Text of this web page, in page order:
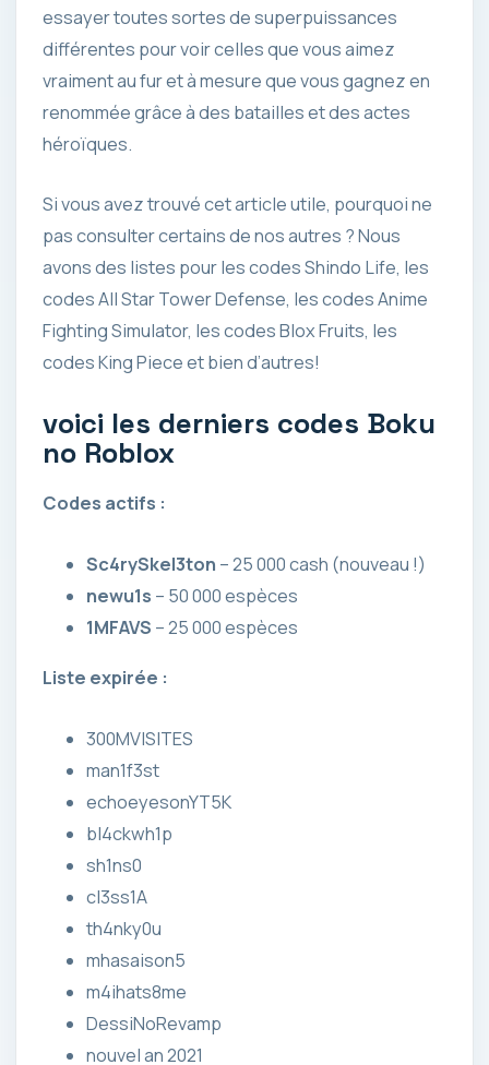
essayer toutes sortes de superpuissances
différentes pour voir celles que vous aimez
vraiment au fur et à mesure que vous gagnez en
renommée grâce à des batailles et des actes
héroïques.
Si vous avez trouvé cet article utile, pourquoi ne
pas consulter certains de nos autres ? Nous
avons des listes pour les codes Shindo Life, les
codes All Star Tower Defense, les codes Anime
Fighting Simulator, les codes Blox Fruits, les
codes King Piece et bien d’autres!
voici les derniers codes Boku
no Roblox
Codes actifs :
Sc4rySkel3ton – 25 000 cash (nouveau !)
newu1s – 50 000 espèces
1MFAVS – 25 000 espèces
Liste expirée :
300MVISITES
man1f3st
echoeyesonYT5K
bl4ckwh1p
sh1ns0
cl3ss1A
th4nky0u
mhasaison5
m4ihats8me
DessiNoRevamp
nouvel an 2021